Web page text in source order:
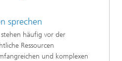
sprechen
häufig vor der
Ressourcen
und komplexen